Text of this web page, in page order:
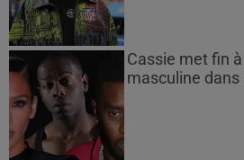
Cassie met fin
masculine dans